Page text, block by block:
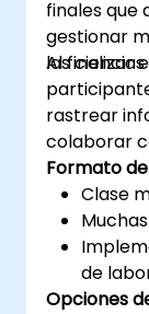
finales que
gestionar
las
Al finalizar
rastrear
colaborar
Formato
Clase
de
Opciones